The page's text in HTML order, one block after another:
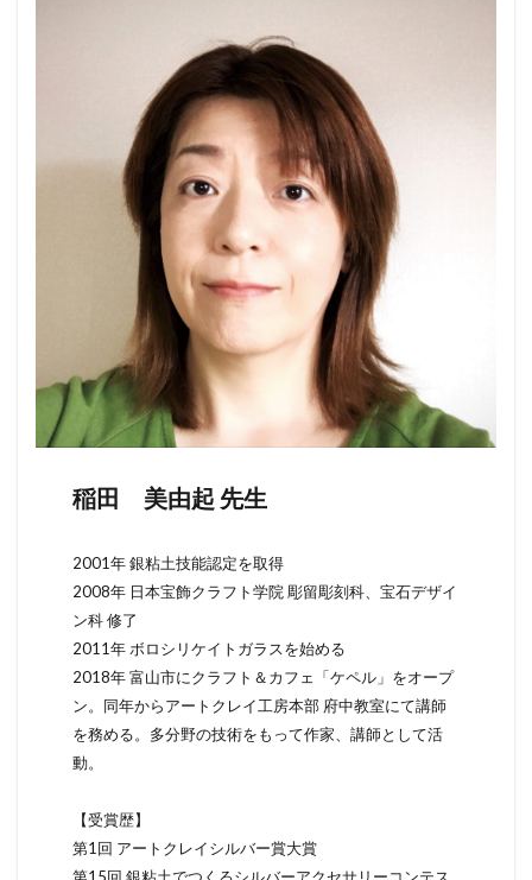
稲田 美由起 先生
2001年 銀粘土技能認定を取得
2008年 日本宝飾クラフト学院 彫留彫刻科、宝石デザイ
ン科 修了
2011年 ボロシリケイトガラスを始める
2018年 富山市にクラフト＆カフェ「ケペル」をオープ
ン。同年からアートクレイ工房本部 府中教室にて講師
を務める。多分野の技術をもって作家、講師として活
動。
【受賞歴】
第1回 アートクレイシルバー賞大賞